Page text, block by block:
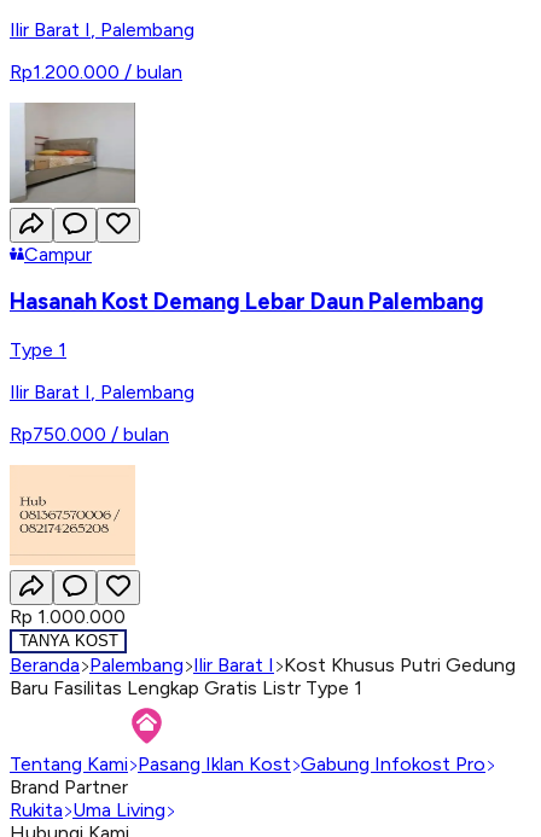
Ilir Barat I Palembang
Rp1.200.000 / bulan
Campur
Hasanah Kost Demang Lebar Daun Palembang
Type 1
Ilir Barat I, Palembang
Rp750.000 / bulan
Rp 1.000.000
TANYA KOST
Beranda Palembang Ilir Barat I Kost Khusus Putri Gedung
Baru Fasilitas Lengkap Gratis Listr Type 1
Tentang Kami Pasang Iklan Kost Gabung Infokost Pro
Brand Partner
Rukita Uma Living
Hubungi Kami